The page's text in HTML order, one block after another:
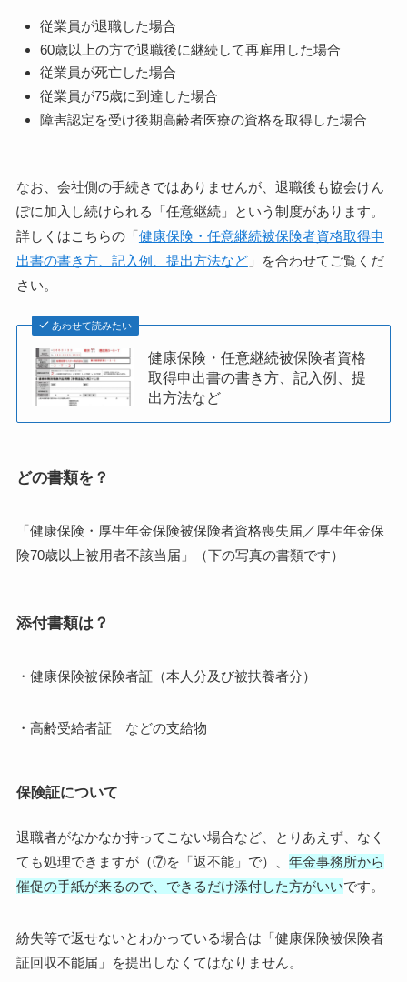
従業員が退職した場合
60歳以上の方で退職後に継続して再雇用した場合
従業員が死亡した場合
従業員が75歳に到達した場合
障害認定を受け後期高齢者医療の資格を取得した場合
なお、会社側の手続きではありませんが、退職後も協会けん
ぽに加入し続けられる「任意継続」という制度があります。
詳しくはこちらの「健康保険・任意継続被保険者資格取得申
出書の書き方、記入例、提出方法など」を合わせてご覧くだ
さい。
あわせて読みたい
健康保険・任意継続被保険者資格
取得申出書の書き方、記入例、提
出方法など
どの書類を？
「健康保険・厚生年金保険被保険者資格喪失届／厚生年金保
険70歳以上被用者不該当届」（下の写真の書類です）
添付書類は？
・健康保険被保険者証（本人分及び被扶養者分）
・高齢受給者証 などの支給物
保険証について
退職者がなかなか持ってこない場合など、とりあえず、なく
ても処理できますが（⑦を「返不能」で）、 年金事務所から
催促の手紙が来るので、できるだけ添付した方がいいです。
紛失等で返せないとわかっている場合は「健康保険被保険者
証回収不能届」を提出しなくてはなりません。